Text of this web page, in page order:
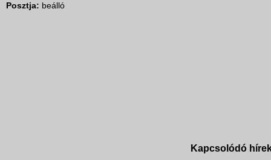
Posztja: beálló
Kapcsolódó